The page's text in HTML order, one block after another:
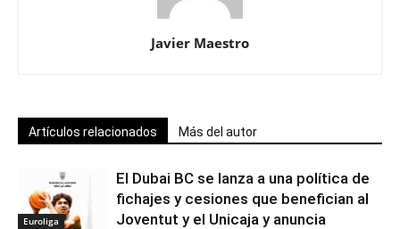
Javier Maestro
Artículos relacionados Más del autor
Euroliga
El Dubai BC se lanza a una política de
fichajes y cesiones que benefician al
Joventut y el Unicaja y anuncia